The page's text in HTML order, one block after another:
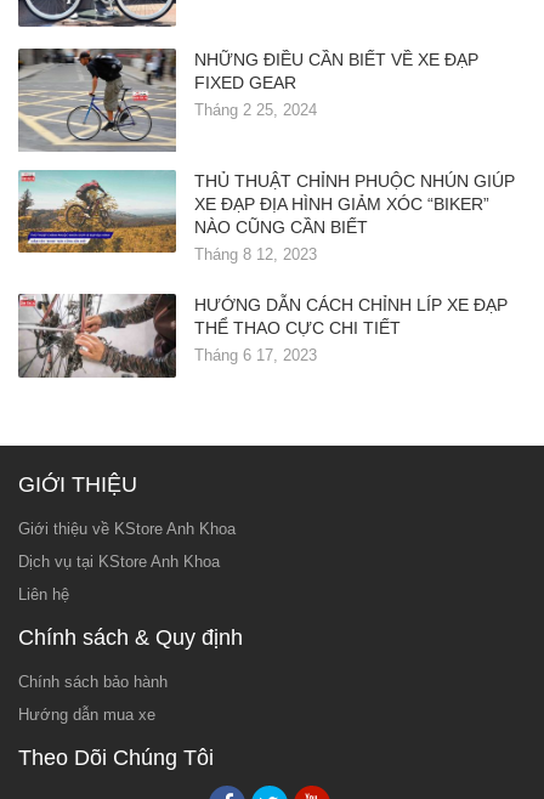
NHỮNG ĐIỀU CẦN BIẾT VỀ XE ĐẠP
FIXED GEAR
Tháng 2 25, 2024
THỦ THUẬT CHỈNH PHUỘC NHÚN GIÚP
XE ĐẠP ĐỊA HÌNH GIẢM XÓC “BIKER”
NÀO CŨNG CẦN BIẾT
Tháng 8 12, 2023
HƯỚNG DẪN CÁCH CHỈNH LÍP XE ĐẠP
THỂ THAO CỰC CHI TIẾT
Tháng 6 17, 2023
GIỚI THIỆU
Giới thiệu về KStore Anh Khoa
Dịch vụ tại KStore Anh Khoa
Liên hệ
Chính sách & Quy định
Chính sách bảo hành
Hướng dẫn mua xe
Theo Dõi Chúng Tôi